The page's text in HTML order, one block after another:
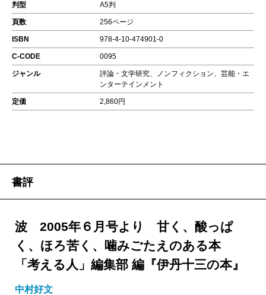
判型 A5判
頁数 256ページ
ISBN 978-4-10-474901-0
C-CODE 0095
ジャンル
評論・文学研究、ノンフィクション、芸能・エ
ンターテインメント
定価 2,860円
書評
波 2005年６月号より 甘く、酸っぱ
く、ほろ苦く、噛みごたえのある本
「考える人」編集部 編『伊丹十三の本』
中村好文